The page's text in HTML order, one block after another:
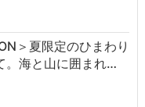
＞夏限定のひまわり
。海と山に囲まれ…